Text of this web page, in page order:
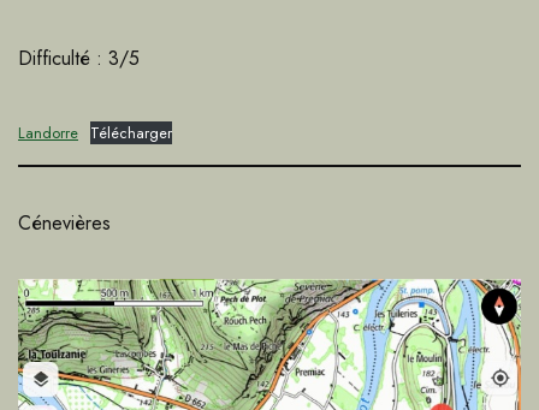
Difficulté : 3/5
Landorre Télécharger
Cénevières